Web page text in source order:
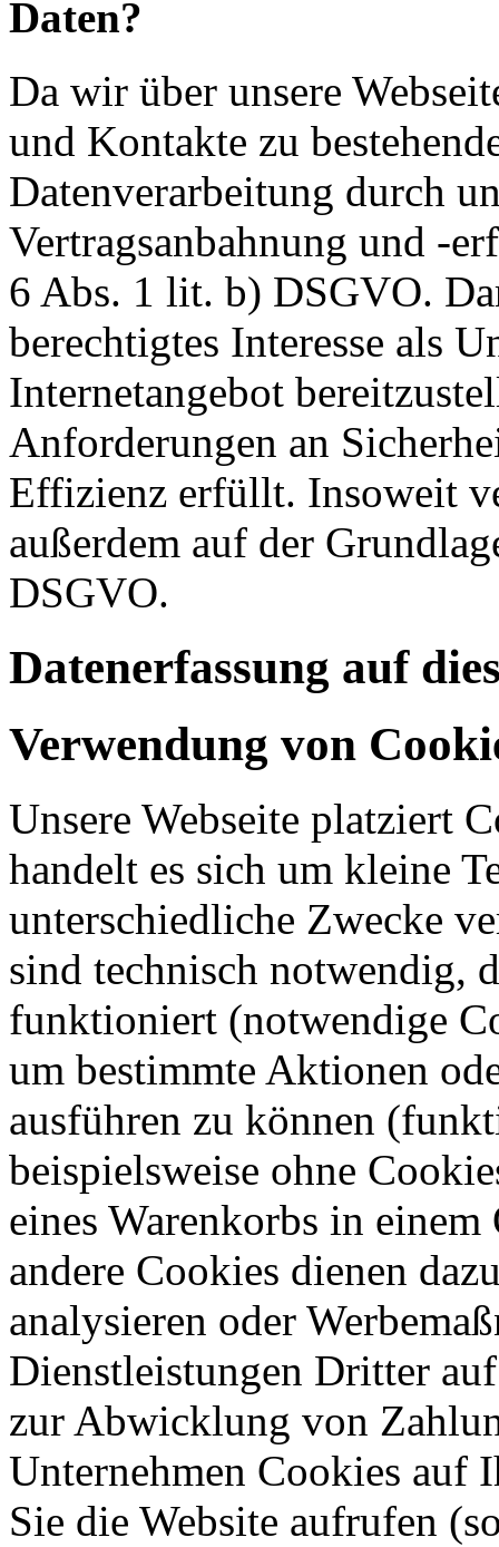
Daten?
Da wir über unsere
und Kontakte zu
Datenverarbeitung durch
Vertragsanbahnung und -
6 Abs. 1 lit. b) DSGVO.
berechtigtes Interesse als
Internetangebot
Anforderungen an
Effizienz erfüllt. Insoweit
außerdem auf der
DSGVO.
Datenerfassung auf
Verwendung von
Unsere Webseite platziert
handelt es sich um kleine
unterschiedliche Zwecke
sind technisch notwendig,
funktioniert (notwendige
um bestimmte Aktionen
ausführen zu können
beispielsweise ohne
eines Warenkorbs in
andere Cookies dienen
analysieren oder
Dienstleistungen Dritter
zur Abwicklung von
Unternehmen Cookies auf
Sie die Website aufrufen